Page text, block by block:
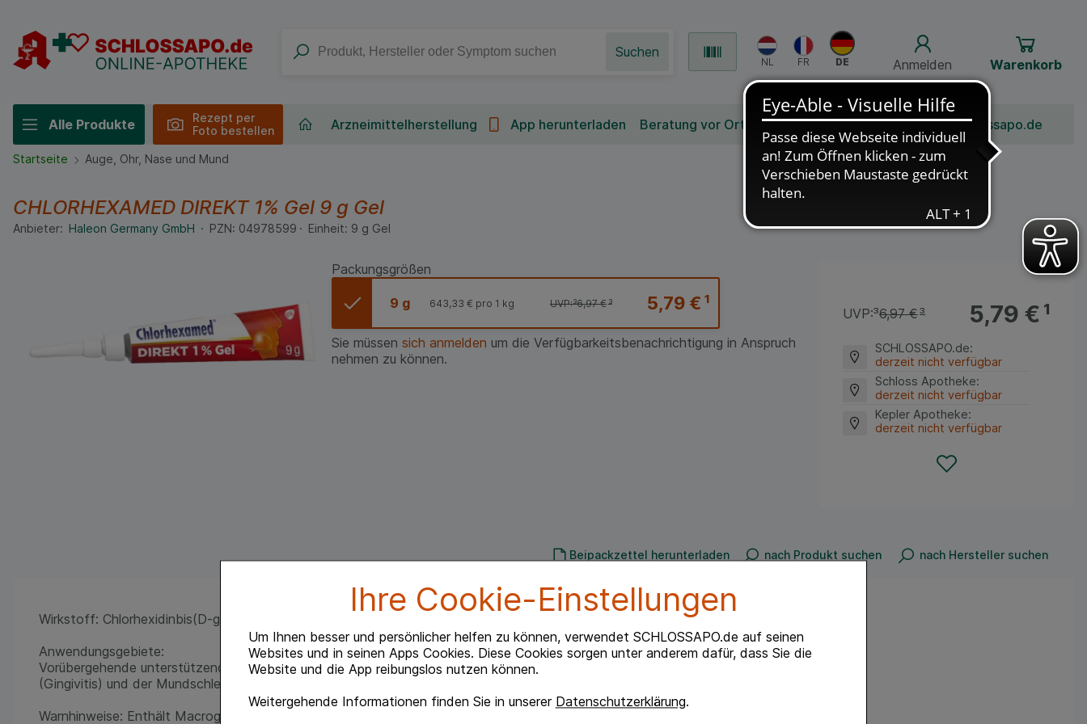
Ihre Cookie-Einstellungen
Um Ihnen besser und persönlicher helfen zu können, verwendet SCHLOSSAPO.de auf seinen
Websites und in seinen Apps Cookies. Diese Cookies sorgen unter anderem dafür, dass Sie die
Website und die App reibungslos nutzen können.
Weitergehende Informationen finden Sie in unserer Datenschutzerklärung.
Anmelden Warenkorb
Suchen
Alle Produkte
Rezept per
Foto bestellen
Arzneimittelherstellung App herunterladen Beratung vor Ort Bonusprogramm Jobs Über Schlossapo.de
Startseite Auge, Ohr, Nase und Mund
CHLORHEXAMED DIREKT 1% Gel 9 g Gel
Anbieter: Haleon Germany GmbH PZN: 04978599 Einheit: 9 g Gel
Packungsgrößen
9 g 5,79 €¹
UVP:³6,97 €³
643,33 € pro 1 kg
Sie müssen sich anmelden um die Verfügbarkeitsbenachrichtigung in Anspruch
nehmen zu können.
5,79 €¹
UVP:³6,97 €³
SCHLOSSAPO.de:
derzeit nicht verfügbar
Schloss Apotheke:
derzeit nicht verfügbar
Kepler Apotheke:
derzeit nicht verfügbar
Beipackzettel herunterladen nach Produkt suchen nach Hersteller suchen
Wirkstoff: Chlorhexidinbis(D-gluconat)
Anwendungsgebiete:
Vorübergehende unterstützende Behandlung von bakteriell bedingten Entzündungen des Zahnfleisches
(Gingivitis) und der Mundschleimhaut sowie nach parodontalchirurgischen Eingriffen.
Warnhinweise: Enthält Macrogolglycerolhydroxystearat, Levomenthol und Pfefferminzöl.